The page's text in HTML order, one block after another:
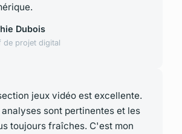
Dubois
de projet digital
jeux vidéo est excellente.
analyses sont pertinentes et les
toujours fraîches. C'est mon